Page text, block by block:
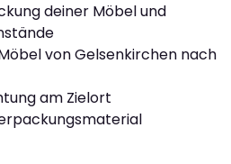
deiner Möbel und
von Gelsenkirchen nach
am Zielort